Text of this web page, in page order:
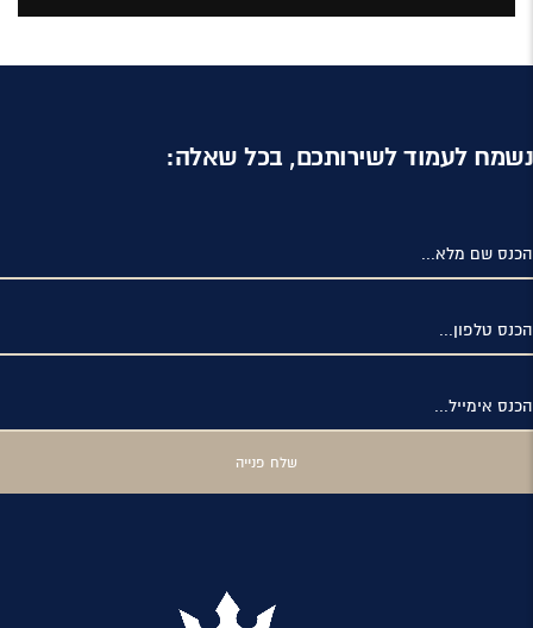
נשמח לעמוד לשירותכם, בכל שאלה:
הכנס שם מלא...
הכנס טלפון...
הכנס אימייל...
שלח פנייה